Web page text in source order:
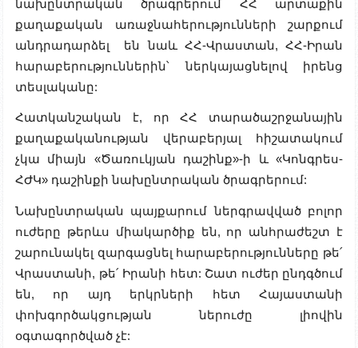
նախընտրական ծրագրերում ՀՀ արտաքին
քաղաքական առաջնահերությունների շարքում
անդրադարձել են նաև ՀՀ-Վրաստան, ՀՀ-Իրան
հարաբերություններին՝ ներկայացնելով իրենց
տեսլականը:
Հատկանշական է, որ ՀՀ տարածաշրջանային
քաղաքականության վերաբերյալ հիշատակում
չկա միայն «Ծառուկյան դաշինք»-ի և «Կոնգրես-
ՀԺԿ» դաշինքի նախընտրական ծրագրերում:
Նախընտրական պայքարում ներգրավված բոլոր
ուժերը թերևս միակարծիք են, որ անհրաժեշտ է
շարունակել զարգացնել հարաբերությունները թե՛
Վրաստանի, թե՛ Իրանի հետ: Շատ ուժեր ընդգծում
են, որ այդ երկրների հետ Հայաստանի
փոխգործակցության ներուժը լիովին
օգտագործված չէ: